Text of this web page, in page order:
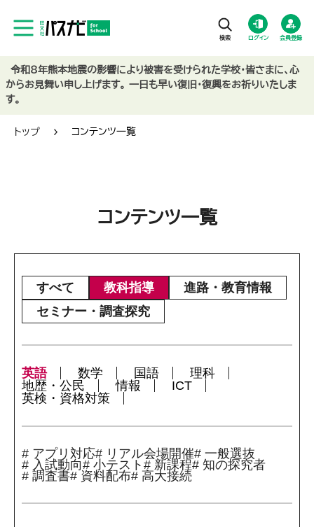
ログイン 会員登録
トップ コンテンツ一覧
コンテンツ一覧
すべて 教科指導
進路・教育情報
セミナー・調査探究
英語 数学 国語
理科
地歴・公民
情報
ICT
英検・資格対策
# アプリ対応# リアル会場開催# 一般選抜
# 入試動向# 小テスト # 新課程# 知の探究者
# 調査書# 資料配布# 高大接続
令和8年熊本地震の影響により被害を受けられた学校・皆さまに、心
からお見舞い申し上げます。 一日も早い復旧・復興をお祈りいたしま
す。